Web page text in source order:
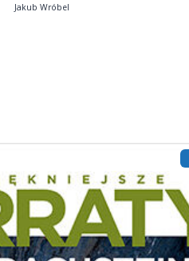
Jakub Wróbel